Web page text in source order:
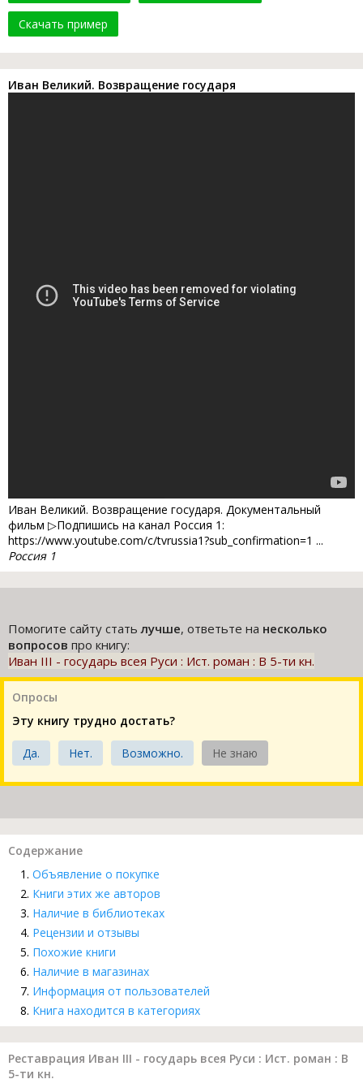
Скачать пример
Иван Великий. Возвращение государя
Иван Великий. Возвращение государя. Документальный
фильм ▷Подпишись на канал Россия 1:
https://www.youtube.com/c/tvrussia1?sub_confirmation=1 ...
Россия 1
Помогите сайту статьлучше, ответьте на несколько
вопросов про книгу:
Иван III - государь всея Руси : Ист. роман : В 5-ти кн.
Опросы
Эту книгу трудно достать?
Да. Нет. Возможно. Не знаю
Содержание
Объявление о покупке
Книги этих же авторов
Наличие в библиотеках
Рецензии и отзывы
Похожие книги
Наличие в магазинах
Информация от пользователей
Книга находится в категориях
Реставрация Иван III - государь всея Руси : Ист. роман : В
5-ти кн.